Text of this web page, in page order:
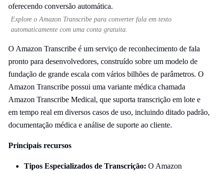
Explore o Amazon Transcribe para converter fala em texto
automaticamente com uma conta gratuita.
O Amazon Transcribe é um serviço de reconhecimento de fala
pronto para desenvolvedores, construído sobre um modelo de
fundação de grande escala com vários bilhões de parâmetros. O
Amazon Transcribe possui uma variante médica chamada
Amazon Transcribe Medical, que suporta transcrição em lote e
em tempo real em diversos casos de uso, incluindo ditado padrão,
documentação médica e análise de suporte ao cliente.
Principais recursos
Tipos Especializados de Transcrição: O Amazon